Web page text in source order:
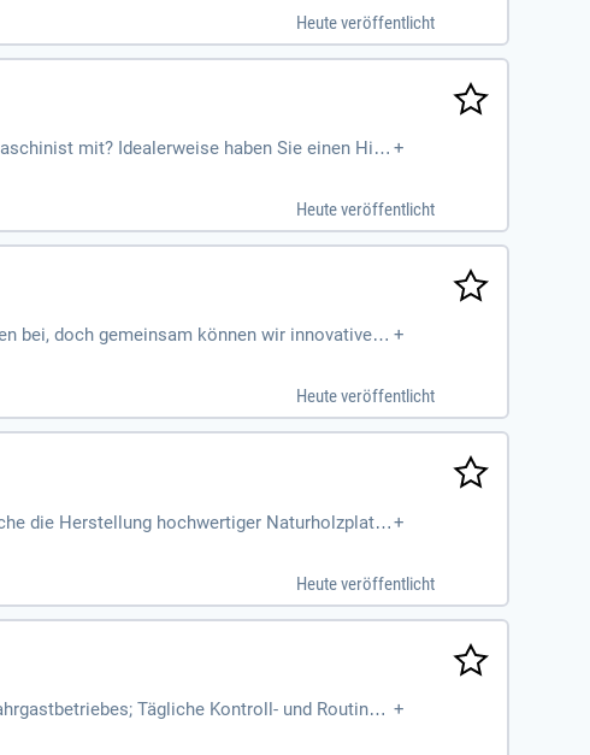
Heute veröffentlicht
mit? Idealerweise haben Sie einen Hint
mit technischem Verständnis für spannend
+
Heute veröffentlicht
bei, doch gemeinsam können wir innovative L
Veränderung!
+
Heute veröffentlicht
die Herstellung hochwertiger Naturholzplatte
höchste Standards sicherst
+
Heute veröffentlicht
Tägliche Kontroll- und Routinea
Berücksichtigung
+